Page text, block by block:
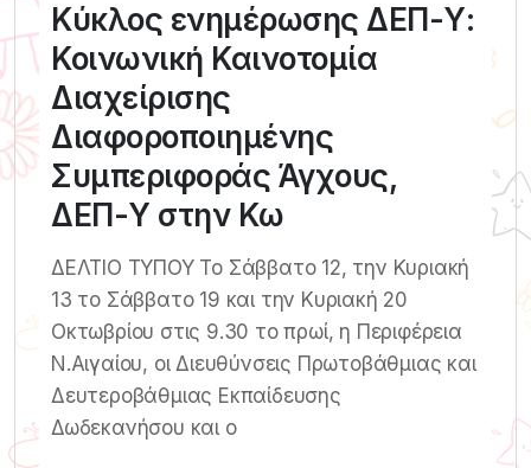
Κύκλος ενημέρωσης ΔΕΠ-Υ:
Κοινωνική Καινοτομία
Διαχείρισης
Διαφοροποιημένης
Συμπεριφοράς Άγχους,
ΔΕΠ-Υ στην Κω
ΔΕΛΤΙΟ ΤΥΠΟΥ Το Σάββατο 12, την Κυριακή
13 το Σάββατο 19 και την Κυριακή 20
Οκτωβρίου στις 9.30 το πρωί, η Περιφέρεια
Ν.Αιγαίου, οι Διευθύνσεις Πρωτοβάθμιας και
Δευτεροβάθμιας Εκπαίδευσης
Δωδεκανήσου και ο